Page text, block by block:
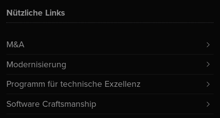
Nützliche Links
M&A
Modernisierung
Programm für technische Exzellenz
Software Craftsmanship